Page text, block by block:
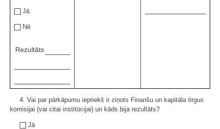
Jā
Nē
Rezultāts
4. Vai par pārkāpumu iepriekš ir ziņots Finanšu un kapitāla tirgus
komisijai (vai citai institūcijai) un kāds bija rezultāts?
Jā